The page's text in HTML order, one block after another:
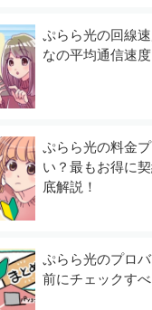
ぷらら光の回線
なの平均通信速
ぷらら光の料金
い？最もお得に
底解説！
ぷらら光のプロ
前にチェックす